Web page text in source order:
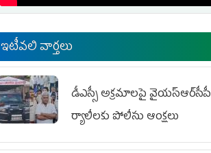
ఇటీవలి వార్తలు
డీఎస్సీ అక్రమాలపై వైయ‌స్ఆర్‌సీపీ
ర్యాలీలకు పోలీసు ఆంక్షలు